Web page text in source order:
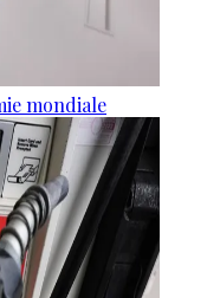
mondiale